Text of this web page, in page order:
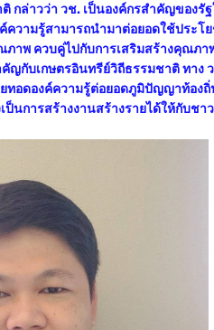
กล่าวว่า วช. เป็นองค์กรสำคัญของรั
ความรู้สามารถนำมาต่อยอดใช้ประ
าพ ควบคู่ไปกับการเสริมสร้างคุณภา
ญกับเกษตรอินทรีย์วิถีธรรมชาติ ทาง
ทอดองค์ความรู้ต่อยอดภูมิปัญญาท้อง
ป็นการสร้างงานสร้างรายได้ให้กับ